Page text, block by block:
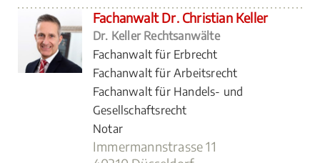
Fachanwalt Dr. Christian Keller
Dr. Keller Rechtsanwälte
Fachanwalt für Erbrecht
Fachanwalt für Arbeitsrecht
Fachanwalt für Handels- und
Gesellschaftsrecht
Notar
Immermannstrasse 11